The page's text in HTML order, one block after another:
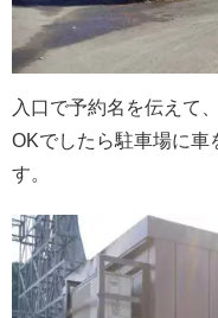
入口で予約名を伝えて
OKでしたら駐車場に車
す。